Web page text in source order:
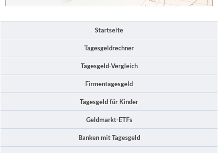
Startseite
Tagesgeldrechner
Tagesgeld-Vergleich
Firmentagesgeld
Tagesgeld für Kinder
Geldmarkt-ETFs
Banken mit Tagesgeld